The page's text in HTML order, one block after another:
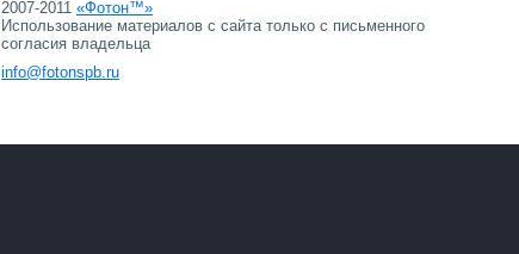
2007-2011 «Фотон™»
Использование материалов с сайта только с письменного
согласия владельца
info@fotonspb.ru